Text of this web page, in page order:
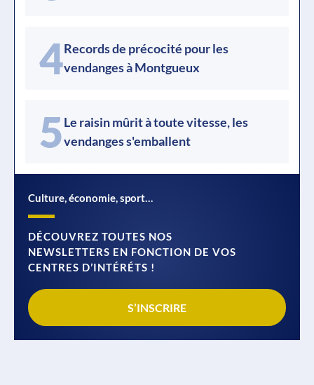
4Records de précocité pour les
vendanges à Montgueux
5Le raisin mûrit à toute vitesse, les
vendanges s'emballent
Culture, économie, sport…
DÉCOUVREZ TOUTES NOS
NEWSLETTERS EN FONCTION DE VOS
CENTRES D’INTÉRÉTS !
S’INSCRIRE